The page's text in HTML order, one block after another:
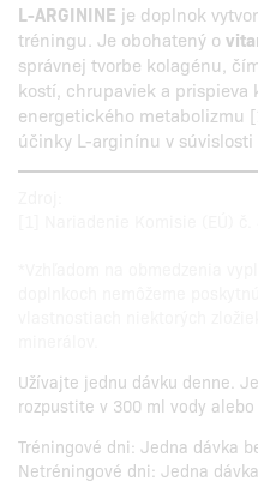
L-ARGININE je doplnok
tréningu. Je obohatený o
správnej tvorbe kolagénu,
kostí, chrupaviek a prispieva
energetického metabolizmu
účinky L-arginínu v
Užívajte jednu dávku denne.
rozpustite v 300 ml vody alebo
Tréningové dni: Jedna dávka
Netréningové dni: Jedna